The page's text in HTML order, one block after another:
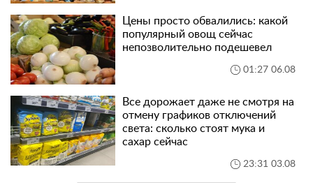
Цены просто обвалились: какой
популярный овощ сейчас
непозволительно подешевел
01:27 06.08
Все дорожает даже не смотря на
отмену графиков отключений
света: сколько стоят мука и
сахар сейчас
23:31 03.08